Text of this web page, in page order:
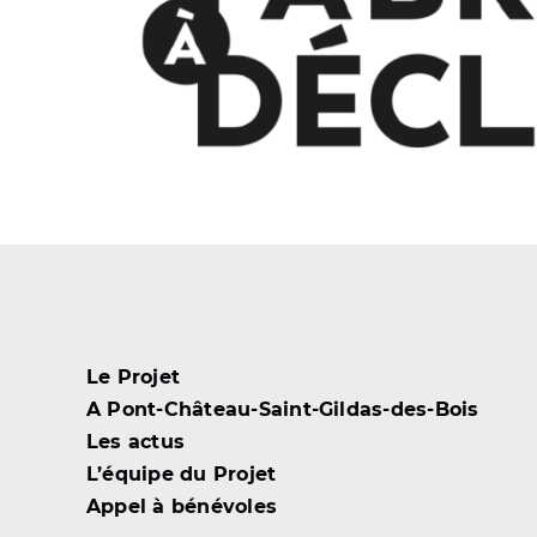
Faites connaître le
Projet
Nous contacter
Le Projet
A Pont-Château-Saint-Gildas-des-Bois
Les actus
L’équipe du Projet
Appel à bénévoles